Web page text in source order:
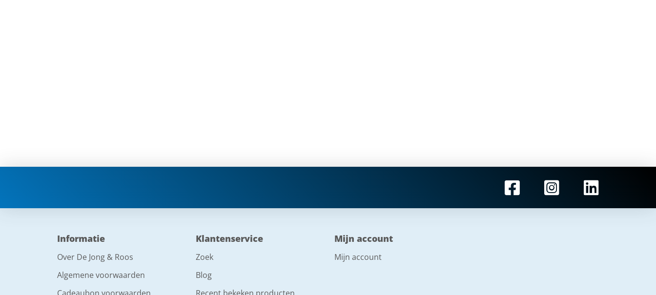
Informatie
Over De Jong & Roos
Algemene voorwaarden
Klantenservice
Zoek
Blog
Mijn account
Mijn account